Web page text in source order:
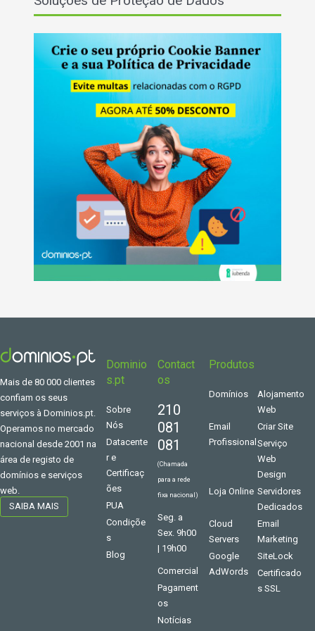
Mais de 80 000 clientes
confiam os seus
serviços à Dominios.pt.
Operamos no mercado
nacional desde 2001 na
área de registo de
domínios e serviços
web.
SAIBA MAIS
Dominio
s.pt
Sobre
Nós
Datacente
r e
Certificaç
ões
PUA
Condiçõe
s
Blog
Contact
os
210
081
081
(Chamada
para a rede
fixa nacional)
Seg. a
Sex. 9h00
| 19h00
Comercial
Pagament
os
Notícias
Produtos
Domínios
Alojamento
Web
Email
Profissional
Criar Site
Serviço
Web
Design
Loja Online Servidores
Dedicados
Cloud
Servers
Email
Marketing
Google
AdWords
SiteLock
Certificado
s SSL